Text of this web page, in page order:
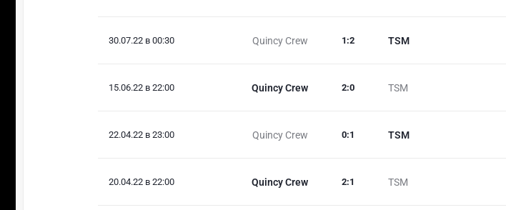
30.07.22 в 00:30 Quincy Crew TSM
1 :2
15.06.22 в 22:00 Quincy Crew TSM
2:0
22.04.22 в 23:00 Quincy Crew TSM
0:1
20.04.22 в 22:00 Quincy Crew TSM
2:1